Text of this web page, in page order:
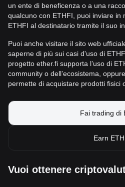
un ente di beneficenza o a una
qualcuno con ETHFI, puoi inviare in
ETHFI al destinatario tramite il suo
Puoi anche visitare il sito web
saperne di più sui casi d'uso di
progetto ether.fi supporta l’uso di
community o dell’ecosistema,
permette di acquistare prodotti fisici
Fai trading di
Earn
Vuoi ottenere